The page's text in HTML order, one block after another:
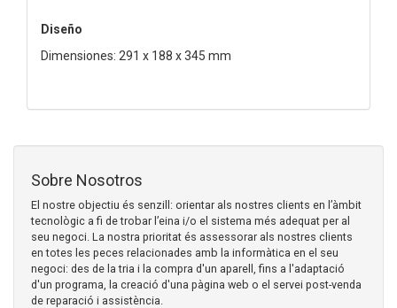
Diseño
Dimensiones: 291 x 188 x 345 mm
Sobre Nosotros
El nostre objectiu és senzill: orientar als nostres clients en l’àmbit
tecnològic a fi de trobar l’eina i/o el sistema més adequat per al
seu negoci. La nostra prioritat és assessorar als nostres clients
en totes les peces relacionades amb la informàtica en el seu
negoci: des de la tria i la compra d'un aparell, fins a l'adaptació
d'un programa, la creació d'una pàgina web o el servei post-venda
de reparació i assistència.